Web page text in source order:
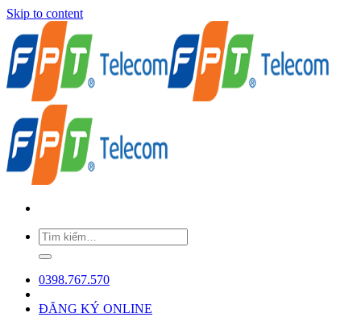
Skip to content
0398.767.570
ĐĂNG KÝ ONLINE